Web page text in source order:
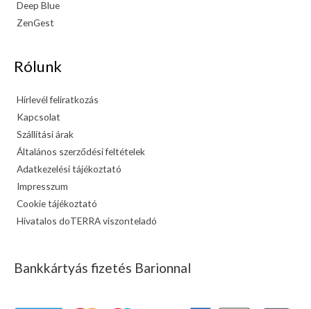
Deep Blue
ZenGest
Rólunk
Hírlevél feliratkozás
Kapcsolat
Szállítási árak
Általános szerződési feltételek
Adatkezelési tájékoztató
Impresszum
Cookie tájékoztató
Hivatalos doTERRA viszonteladó
Bankkártyás fizetés Barionnal